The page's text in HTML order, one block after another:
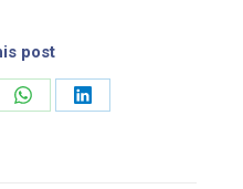
post
Share
Share